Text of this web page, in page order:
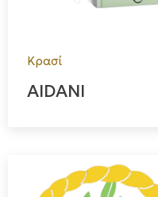
Κρασί
AIDANI